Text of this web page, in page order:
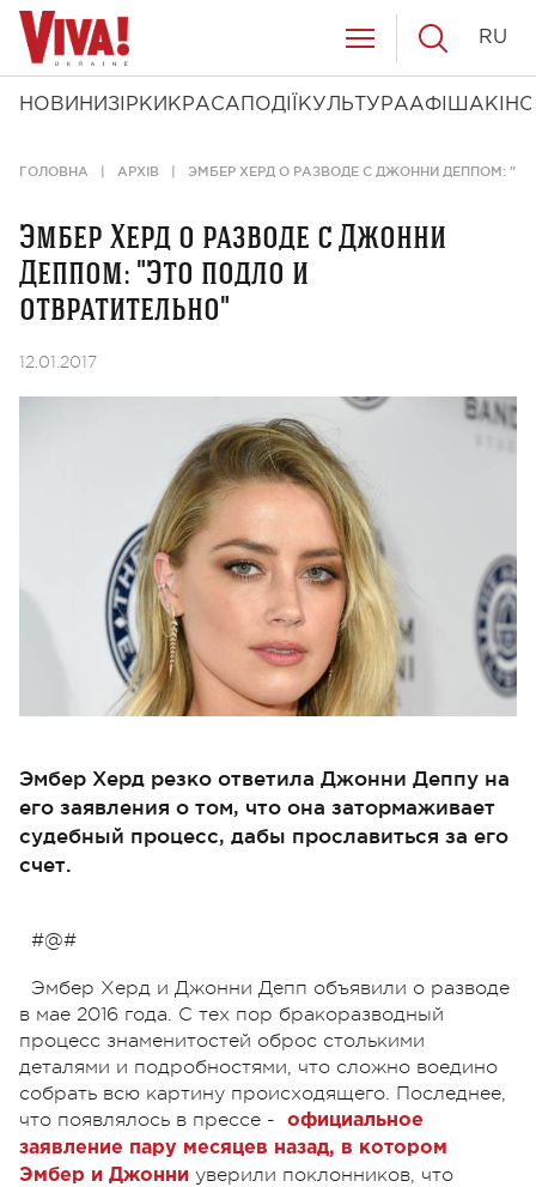
НОВИНИ ЗІРКИ КРАСА ПОДІЇ КУЛЬТУРААФІША КІНО
RU
ГОЛОВНА АРХІВ ЭМБЕР ХЕРД О РАЗВОДЕ С ДЖОННИ ДЕППОМ:
Эмбер Херд о разводе с Джонни
Деппом: "Это подло и
отвратительно"
12.01.2017
Эмбер Херд резко ответила Джонни Деппу на
его заявления о том, что она затормаживает
судебный процесс, дабы прославиться за его
счет.
#@#
Эмбер Херд и Джонни Депп объявили о разводе
в мае 2016 года. С тех пор бракоразводный
процесс знаменитостей оброс столькими
деталями и подробностями, что сложно воедино
собрать всю картину происходящего. Последнее,
что появлялось в прессе - официальное
заявление пару месяцев назад, в котором
Эмбер и Джонни уверили поклонников, что